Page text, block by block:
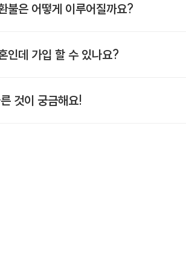
불은 어떻게 이루어질까요?
인데 가입 할 수 있나요?
것이 궁금해요!